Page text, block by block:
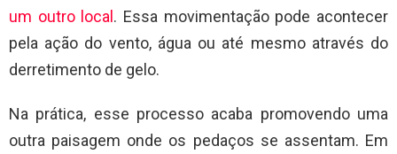
um outro local. Essa movimentação pode acontecer
pela ação do vento, água ou até mesmo através do
derretimento de gelo.
Na prática, esse processo acaba promovendo uma
outra paisagem onde os pedaços se assentam. Em